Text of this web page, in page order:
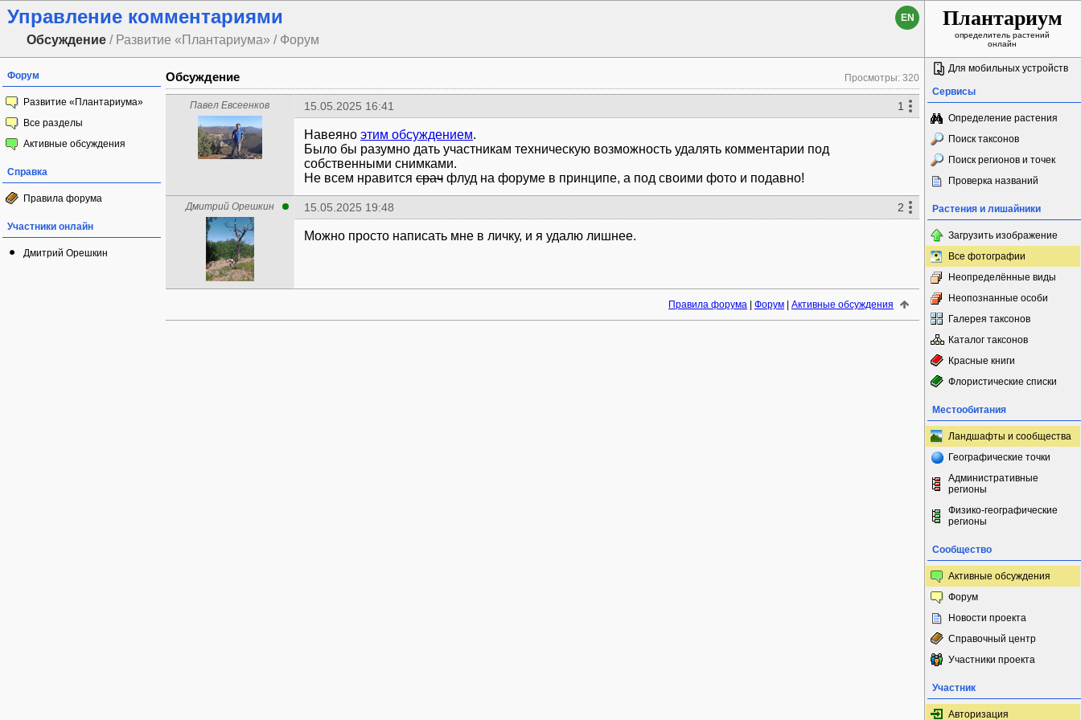
Управление комментариями
Обсуждение / Развитие «Плантариума» / Форум
EN Плантариум
определитель растений
онлайн
Форум
Развитие «Плантариума»
Все разделы
Активные обсуждения
Справка
Правила форума
Участники онлайн
Дмитрий Орешкин
Просмотры: 320
Обсуждение
Павел Евсеенков 15.05.2025 16:41 1
Навеяно этим обсуждением.
Было бы разумно дать участникам техническую возможность удалять комментарии под
собственными снимками.
Не всем нравится срач флуд на форуме в принципе, а под своими фото и подавно!
Дмитрий Орешкин 15.05.2025 19:48 2
Можно просто написать мне в личку, и я удалю лишнее.
Правила форума Форум Активные обсуждения
Для мобильных устройств
Сервисы
Определение растения
Поиск таксонов
Поиск регионов и точек
Проверка названий
Растения и лишайники
Загрузить изображение
Все фотографии
Неопределённые виды
Неопознанные особи
Галерея таксонов
Каталог таксонов
Красные книги
Флористические списки
Местообитания
Ландшафты и сообщества
Географические точки
Административные
регионы
Физико-географические
регионы
Сообщество
Активные обсуждения
Форум
Новости проекта
Справочный центр
Участники проекта
Участник
Авторизация